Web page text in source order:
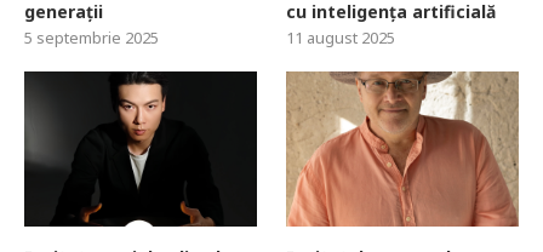
generații
5 septembrie 2025
cu inteligența artificială
11 august 2025